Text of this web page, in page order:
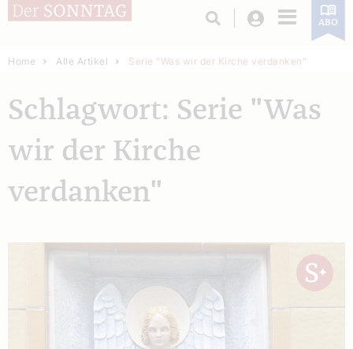
Login ABO
Home Alle Artikel Serie "Was wir der Kirche verdanken"
Schlagwort: Serie "Was
wir der Kirche
verdanken"